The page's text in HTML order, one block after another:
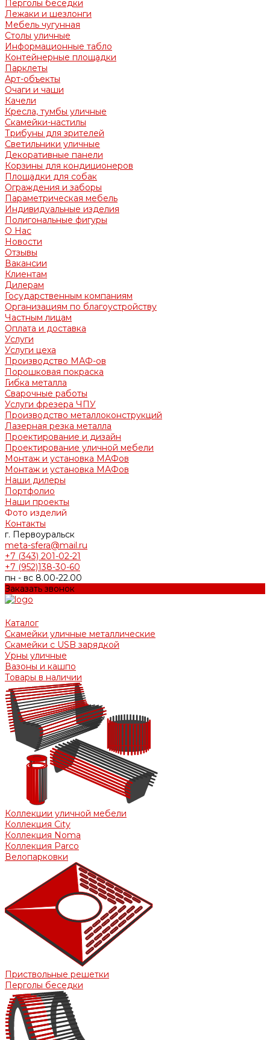
Перголы беседки
Лежаки и шезлонги
Мебель чугунная
Столы уличные
Информационные табло
Контейнерные площадки
Парклеты
Арт-объекты
Очаги и чаши
Качели
Кресла, тумбы уличные
Скамейки-настилы
Трибуны для зрителей
Светильники уличные
Декоративные панели
Корзины для кондиционеров
Площадки для собак
Ограждения и заборы
Параметрическая мебель
Индивидуальные изделия
Полигональные фигуры
О Нас
Новости
Отзывы
Вакансии
Клиентам
Дилерам
Государственным компаниям
Организациям по благоустройству
Частным лицам
Оплата и доставка
Услуги
Услуги цеха
Производство МАФ-ов
Порошковая покраска
Гибка металла
Сварочные работы
Услуги фрезера ЧПУ
Производство металлоконструкций
Лазерная резка металла
Проектирование и дизайн
Проектирование уличной мебели
Монтаж и установка МАФов
Монтаж и установка МАФов
Наши дилеры
Портфолио
Наши проекты
Фото изделий
Контакты
г. Первоуральск
meta-sfera@mail.ru
+7 (343) 201-02-21
+7 (952)138-30-60
пн - вс 8.00-22.00
Заказать звонок
Каталог
Скамейки уличные металлические
Скамейки с USB зарядкой
Урны уличные
Вазоны и кашпо
Товары в наличии
Коллекции уличной мебели
Коллекция City
Коллекция Noma
Коллекция Parco
Велопарковки
Приствольные решетки
Перголы беседки